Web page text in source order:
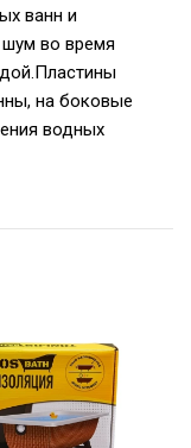
ванн и
шум во время
на боковые
водных